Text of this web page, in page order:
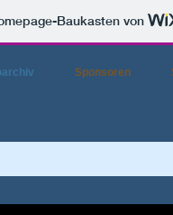
Baukasten von
Sponsoren